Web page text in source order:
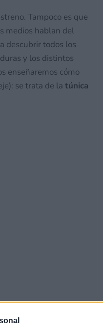
Tampoco es que
medios hablan del
descubrir todos los
y los distintos
enseñaremos cómo
se trata de la túnica